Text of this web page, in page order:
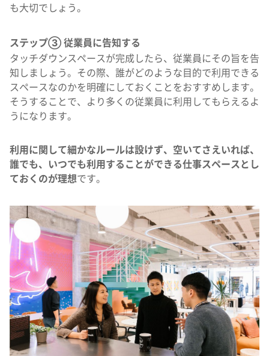
も大切でしょう。
ステップ③ 従業員に告知する
タッチダウンスペースが完成したら、従業員にその旨を告
知しましょう。その際、誰がどのような目的で利用できる
スペースなのかを明確にしておくことをおすすめします。
そうすることで、より多くの従業員に利用してもらえるよ
うになります。
利用に関して細かなルールは設けず、空いてさえいれば、
誰でも、いつでも利用することができる仕事スペースとし
ておくのが理想です。